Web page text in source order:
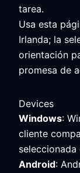
tarea.
Usa esta
Irlanda; la
orientación
promesa de
Devices
Windows:
cliente
Android: